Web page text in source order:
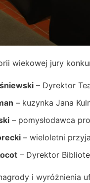
wiekowej jury
– Dyrektor
– kuzynka Jana
– pomysłodawca
– wieloletni
– Dyrektor
i wyróżnienia